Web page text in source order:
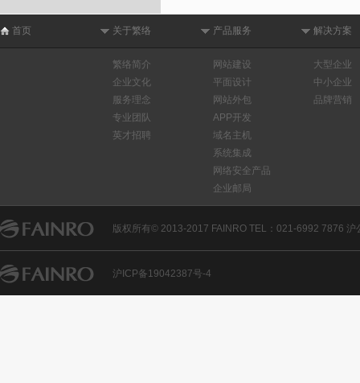
首页 关于繁络 产品服务 解决方案
繁络简介
企业文化
服务理念
专业团队
英才招聘
网站建设
平面设计
网站外包
APP开发
域名主机
系统集成
网络安全产品
企业邮局
大型企业
中小企业
品牌营销
版权所有© 2013-2017 FAINRO TEL：021-6992 7876
沪ICP备19042387号-4